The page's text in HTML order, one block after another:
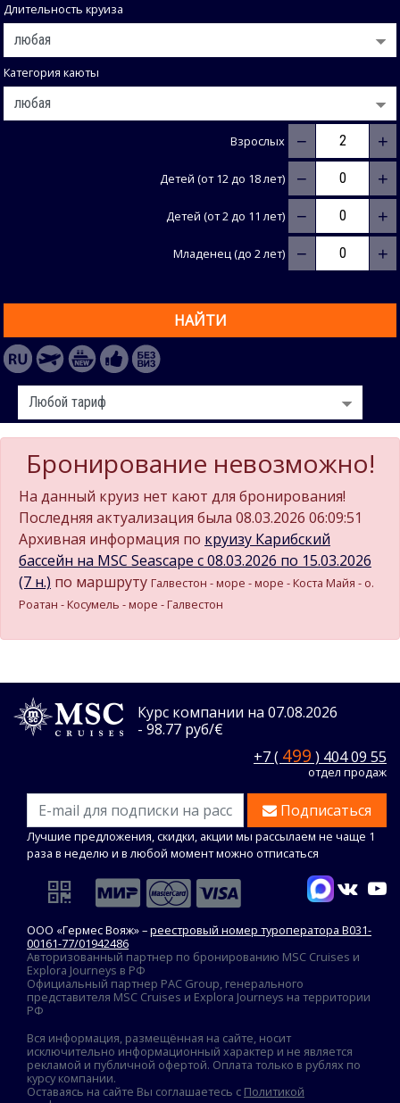
Длительность круиза
Категория каюты
Взрослых − +
Детей (от 12 до 18 лет) − +
Детей (от 2 до 11 лет) − +
Младенец (до 2 лет) − +
НАЙТИ
Бронирование невозможно!
На данный круиз нет кают для бронирования!
Последняя актуализация была 08.03.2026 06:09:51
Архивная информация по круизу Карибский
бассейн на MSC Seascape c 08.03.2026 по 15.03.2026
(7 н.) по маршруту Галвестон - море - море - Коста Майя - о.
Роатан - Косумель - море - Галвестон
Курс компании на 07.08.2026
- 98.77 руб/€
+7 ( 499 ) 404 09 55
отдел продаж
Подписаться
Лучшие предложения, скидки, акции мы рассылаем не чаще 1
раза в неделю и в любой момент можно отписаться
ООО «Гермес Вояж» –реестровый номер туроператора В031-
00161-77/01942486
Авторизованный партнер по бронированию MSC Cruises и
Explora Journeys в РФ
Официальный партнер PAC Group, генерального
представителя MSC Cruises и Explora Journeys на территории
РФ
Вся информация, размещённая на сайте, носит
исключительно информационный характер и не является
рекламой и публичной офертой. Оплата только в рублях по
курсу компании.
Оставаясь на сайте Вы соглашаетесь с Политикой